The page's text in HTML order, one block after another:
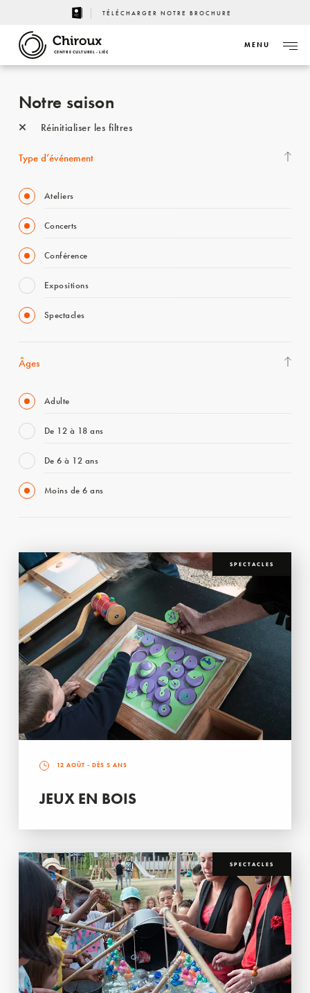
TÉLÉCHARGER NOTRE BROCHURE
CENTRE CULTUREL - LIÈGE
MENU
Notre saison
Réinitialiser les filtres
Type d’événement
Ateliers
Concerts
Conférence
Expositions
Spectacles
Âges
Adulte
De 12 à 18 ans
De 6 à 12 ans
Moins de 6 ans
SPECTACLES
12 AOÛT - DÈS 5 ANS
JEUX EN BOIS
SPECTACLES